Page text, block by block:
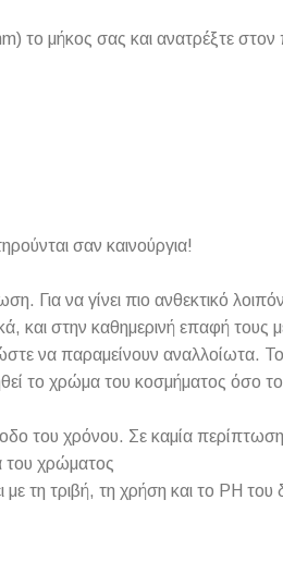
το μήκος σας και ανατρέξτε
σαν καινούργια!
Για να γίνει πιο ανθεκτικό
και στην καθημερινή επαφή
να παραμείνουν αναλλοίωτα.
το χρώμα του κοσμήματος όσο
του χρόνου. Σε καμία
του χρώματος
τη τριβή, τη χρήση και το PH